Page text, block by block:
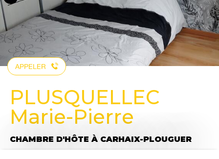
APPELER
PLUSQUELLEC
Marie-Pierre
CHAMBRE D'HÔTE À CARHAIX-PLOUGUER